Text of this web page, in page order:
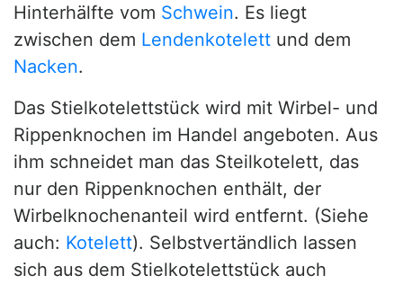
Hinterhälfte vom Schwein. Es liegt
zwischen dem Lendenkotelett und dem
Nacken.
Das Stielkotelettstück wird mit Wirbel- und
Rippenknochen im Handel angeboten. Aus
ihm schneidet man das Steilkotelett, das
nur den Rippenknochen enthält, der
Wirbelknochenanteil wird entfernt. (Siehe
auch: Kotelett). Selbstvertändlich lassen
sich aus dem Stielkotelettstück auch